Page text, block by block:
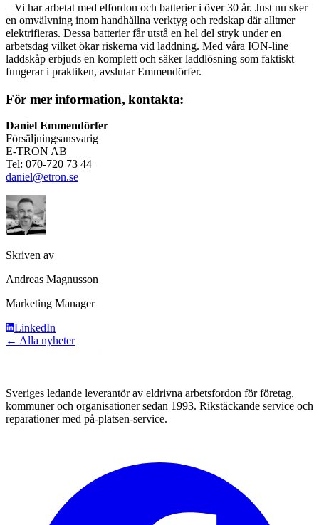
– Vi har arbetat med elfordon och batterier i över 30 år. Just nu sker
en omvälvning inom handhållna verktyg och redskap där alltmer
elektrifieras. Dessa batterier får utstå en hel del stryk under en
arbetsdag vilket ökar riskerna vid laddning. Med våra ION-line
laddskåp erbjuds en komplett och säker laddlösning som faktiskt
fungerar i praktiken, avslutar Emmendörfer.
För mer information, kontakta:
Daniel Emmendörfer
Försäljningsansvarig
E-TRON AB
Tel: 070-720 73 44
daniel@etron.se
Skriven av
Andreas Magnusson
Marketing Manager
LinkedIn
← Alla nyheter
Sveriges ledande leverantör av eldrivna arbetsfordon för företag,
kommuner och organisationer sedan 1993. Rikstäckande service och
reparationer med på-platsen-service.